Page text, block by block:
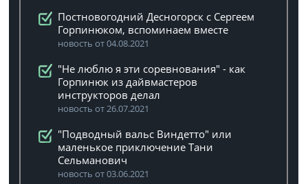
Постновогодний Десногорск с Сергеем
Горпинюком, вспоминаем вместе
новость от 04.08.2021
"Не люблю я эти соревнования" - как
Горпинюк из дайвмастеров
инструкторов делал
новость от 26.07.2021
"Подводный вальс Виндетто" или
маленькое приключение Тани
Сельманович
новость от 03.06.2021